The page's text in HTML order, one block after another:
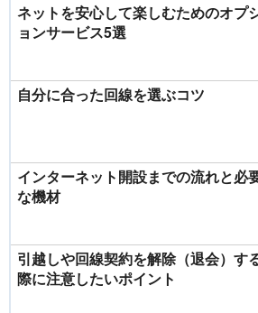
ネットを安心して楽しむためのオプ
ョンサービス5選
自分に合った回線を選ぶコツ
インターネット開設までの流れと必
な機材
引越しや回線契約を解除（退会）す
際に注意したいポイント